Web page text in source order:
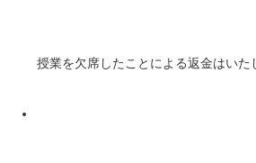
授業を欠席したことによる返金はい